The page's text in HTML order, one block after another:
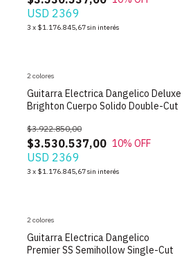
USD 2369
3 x $1.176.845,67sin interés
Guitarra Electrica Dangelico Deluxe
Brighton Cuerpo Solido Double-Cut
$3.530.537,00
$3.922.850,00
10% OFF
USD 2369
3 x $1.176.845,67sin interés
2 colores
Guitarra Electrica Dangelico
Premier SS Semihollow Single-Cut
2 colores